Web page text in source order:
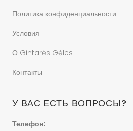
Политика конфиденциальности
Условия
О Gintarės Gėles
Контакты
У ВАС ЕСТЬ ВОПРОСЫ?
Телефон: